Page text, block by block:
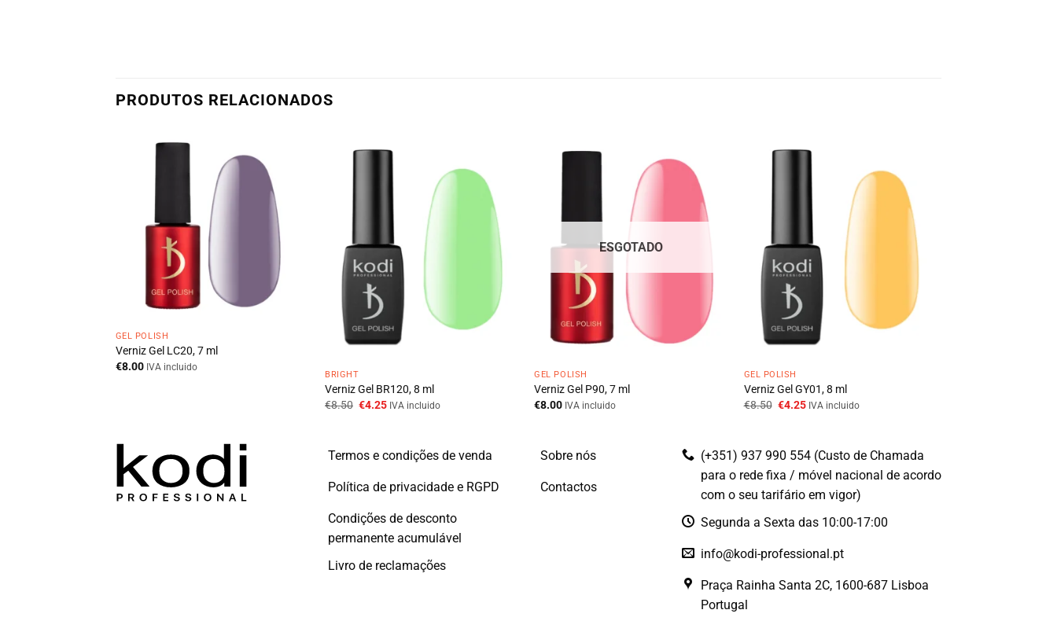
PRODUTOS RELACIONADOS
GEL POLISH
Verniz Gel LC20, 7 ml
€8.00 IVA incluido
BRIGHT
Verniz Gel BR120, 8 ml
€8.50 O
€4.25O
€4.25.
IVA incluido
ESGOTADO
GEL POLISH
Verniz Gel P90, 7 ml
€8.00 IVA incluido
GEL POLISH
Verniz Gel GY01, 8 ml
€8.50 O
€8.50.
€4.25O
€4.25.
IVA incluido
Termos e condições de venda
Política de privacidade e RGPD
Condições de desconto
permanente acumulável
Livro de reclamações
Sobre nós
Contactos
(+351) 937 990 554 (Custo de Chamada
para o rede fixa / móvel nacional de acordo
com o seu tarifário em vigor)
Segunda a Sexta das 10:00-17:00
info@kodi-professional.pt
Praça Rainha Santa 2C, 1600-687 Lisboa
Portugal